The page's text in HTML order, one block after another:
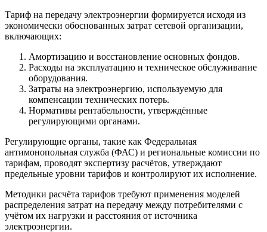
Тариф на передачу электроэнергии формируется исходя из
экономически обоснованных затрат сетевой организации,
включающих:
Амортизацию и восстановление основных фондов.
Расходы на эксплуатацию и техническое обслуживание
оборудования.
Затраты на электроэнергию, используемую для
компенсации технических потерь.
Нормативы рентабельности, утверждённые
регулирующими органами.
Регулирующие органы, такие как Федеральная
антимонопольная служба (ФАС) и региональные комиссии по
тарифам, проводят экспертизу расчётов, утверждают
предельные уровни тарифов и контролируют их исполнение.
Методики расчёта тарифов требуют применения моделей
распределения затрат на передачу между потребителями с
учётом их нагрузки и расстояния от источника
электроэнергии.